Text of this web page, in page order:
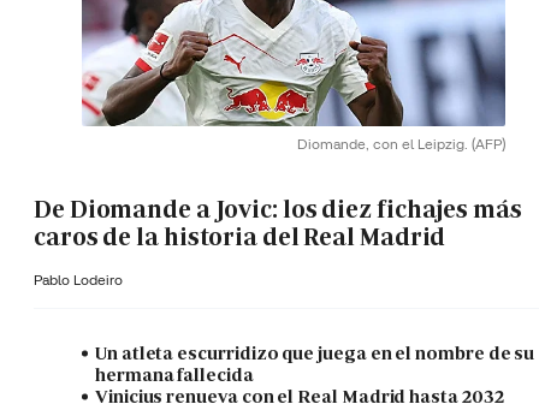
Diomande, con el Leipzig. (AFP)
De Diomande a Jovic: los diez fichajes más
caros de la historia del Real Madrid
Pablo Lodeiro
Un atleta escurridizo que juega en el nombre de su
hermana fallecida
Vinicius renueva con el Real Madrid hasta 2032